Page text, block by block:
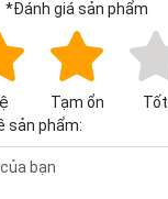
*Đánh giá sản phẩm
Tạm ổn Tốt
sản phẩm: